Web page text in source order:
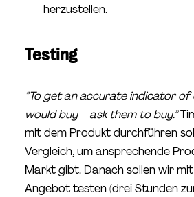
herzustellen.
Testing
”To get an accurate indicator
would buy—ask them to buy.”
mit dem Produkt durchführen
Vergleich, um ansprechende
Markt gibt. Danach sollen wir
Angebot testen (drei Stunden